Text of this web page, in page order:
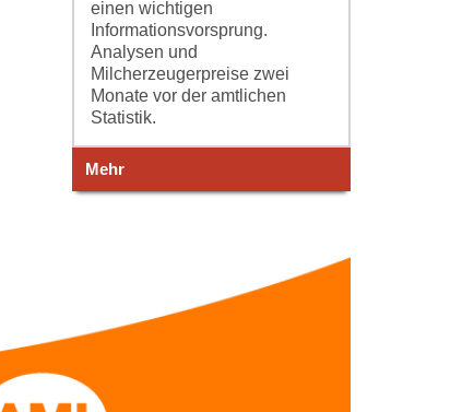
einen wichtigen
Informationsvorsprung.
Analysen und
Milcherzeugerpreise zwei
Monate vor der amtlichen
Statistik.
Mehr